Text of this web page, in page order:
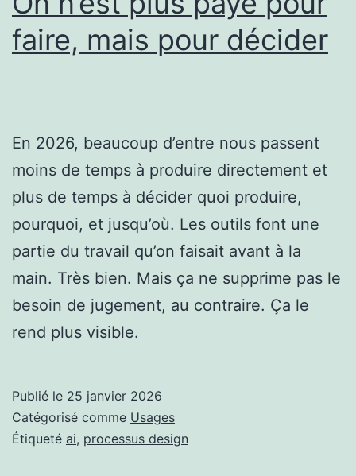
faire, mais pour décider
En 2026, beaucoup d’entre nous passent
moins de temps à produire directement et
plus de temps à décider quoi produire,
pourquoi, et jusqu’où. Les outils font une
partie du travail qu’on faisait avant à la
main. Très bien. Mais ça ne supprime pas le
besoin de jugement, au contraire. Ça le
rend plus visible.
Publié le 25 janvier 2026
Catégorisé comme Usages
Étiqueté ai, processus design